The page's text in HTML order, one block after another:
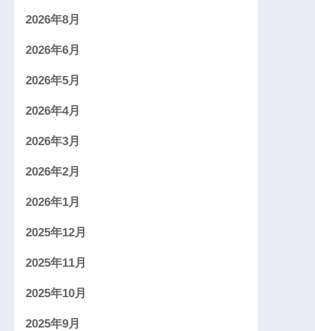
2026年8月
2026年6月
2026年5月
2026年4月
2026年3月
2026年2月
2026年1月
2025年12月
2025年11月
2025年10月
2025年9月